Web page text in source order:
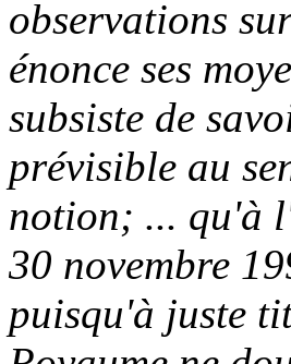
observations
énonce ses
subsiste de
prévisible au
notion; ... qu'à
30 novembre
puisqu'à juste